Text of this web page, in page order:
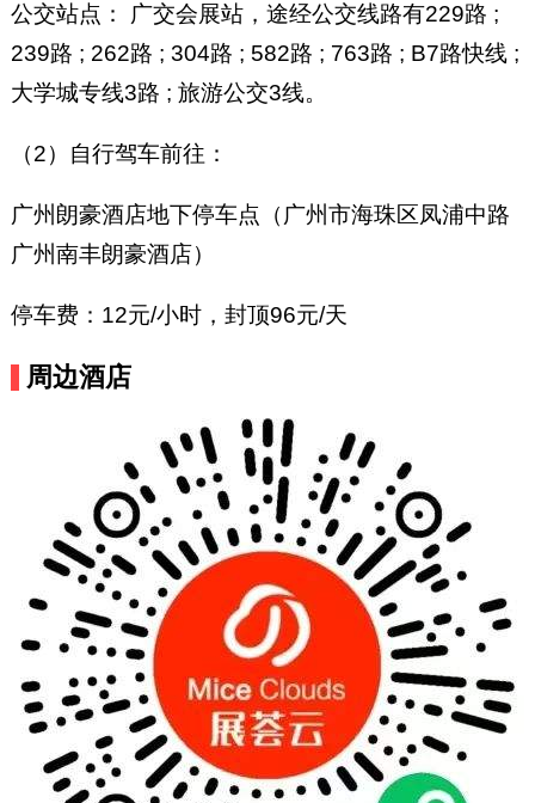
公交站点： 广交会展站，途经公交线路有229路 ;
239路 ; 262路 ; 304路 ; 582路 ; 763路 ; B7路快线 ;
大学城专线3路 ; 旅游公交3线。
（2）自行驾车前往：
广州朗豪酒店地下停车点（广州市海珠区凤浦中路
广州南丰朗豪酒店）
停车费：12元/小时，封顶96元/天
周边酒店